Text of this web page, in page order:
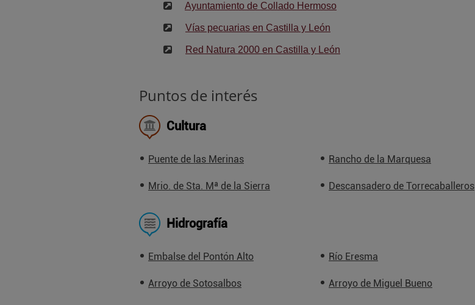
Ayuntamiento de Collado Hermoso
Vías pecuarias en Castilla y León
Red Natura 2000 en Castilla y León
Puntos de interés
Cultura
Puente de las Merinas Rancho de la Marquesa
Mrio. de Sta. Mª de la Sierra Descansadero de Torrecaballeros
Hidrografía
Embalse del Pontón Alto Río Eresma
Arroyo de Sotosalbos Arroyo de Miguel Bueno